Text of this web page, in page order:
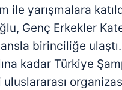
ile yarışmalara
Genç Erkekler
birinciliğe
kadar Türkiye
uluslararası